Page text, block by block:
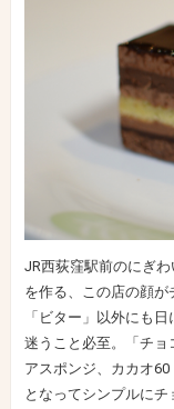
JR西荻窪駅前のにぎ
を作る、この店の顔が
「ビター」以外にも
迷うこと必至。「チョ
アスポンジ、カカオ
となってシンプルに